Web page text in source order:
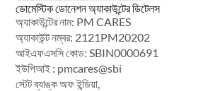
ডোমেস্টিক ডোনেশন অ্যাকাউন্টের ডিটেলস
অ্যাকাউন্টের নাম: PM CARES
অ্যাকাউন্ট নম্বর: 2121PM20202
আইএফএসসি কোড: SBIN0000691
ইউপিআই : pmcares@sbi
স্টেট ব্যাঙ্ক অফ ইন্ডিয়া,